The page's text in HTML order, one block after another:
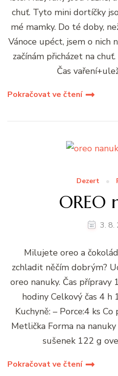
chuť. Tyto mini dortíčky
mé mamky. Do té doby,
Vánoce upéct, jsem o nich
začínám přicházet na
Čas
Pokračovat ve čtení
Dezert
OREO
3. 8.
Milujete oreo a
zchladit něčím dobrým?
oreo nanuky. Čas přípravy
hodiny Celkový čas 4 h
Kuchyně: – Porce:4 ks
Metlička Forma na
sušenek 122 g
Pokračovat ve čtení